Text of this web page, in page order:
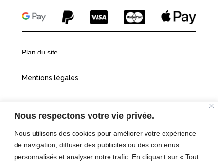
Nous respectons votre vie privée.
Nous utilisons des cookies pour améliorer votre expérience
de navigation, diffuser des publicités ou des contenus
personnalisés et analyser notre trafic. En cliquant sur « Tout
Plan du site
Mentions légales
Conditions générales de vente
Politiques de confidentialité
Cookies